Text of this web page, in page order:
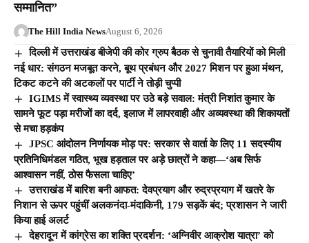
सम्मानित”
The Hill India NewsAugust 6, 2026
दिल्ली में उत्तराखंड बीजेपी की कोर ग्रुप बैठक से चुनावी तैयारियों को मिली
नई धार: संगठन मजबूत करने, बूथ प्रबंधन और 2027 मिशन पर हुआ मंथन,
टिकट कटने की अटकलों पर पार्टी ने तोड़ी चुप्पी
IGIMS में स्वास्थ्य व्यवस्था पर उठे बड़े सवाल: मंत्री निशांत कुमार के
सामने फूट पड़ा मरीजों का दर्द, इलाज में लापरवाही और अव्यवस्था की शिकायतों
से मचा हड़कंप
JPSC आंदोलन निर्णायक मोड़ पर: सरकार से वार्ता के लिए 11 सदस्यीय
प्रतिनिधिमंडल गठित, भूख हड़ताल पर अड़े छात्रों ने कहा—‘अब सिर्फ
आश्वासन नहीं, ठोस फैसला चाहिए’
उत्तराखंड में बारिश बनी आफत: देवप्रयाग और रुद्रप्रयाग में खतरे के
निशान से ऊपर पहुंचीं अलकनंदा-मंदाकिनी, 179 सड़कें बंद; प्रशासन ने जारी
किया हाई अलर्ट
देहरादून में कांग्रेस का शक्ति प्रदर्शन: ‘अग्निवीर आक्रोश यात्रा’ को